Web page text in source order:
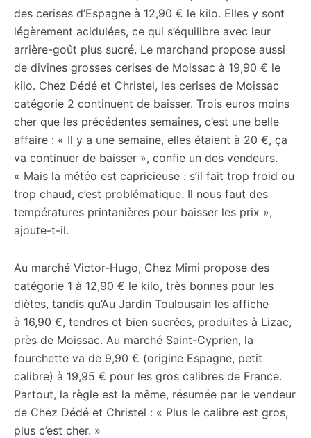
des cerises d’Espagne à 12,90 € le kilo. Elles y sont
légèrement acidulées, ce qui s’équilibre avec leur
arrière-goût plus sucré. Le marchand propose aussi
de divines grosses cerises de Moissac à 19,90 € le
kilo. Chez Dédé et Christel, les cerises de Moissac
catégorie 2 continuent de baisser. Trois euros moins
cher que les précédentes semaines, c’est une belle
affaire : « Il y a une semaine, elles étaient à 20 €, ça
va continuer de baisser », confie un des vendeurs.
« Mais la météo est capricieuse : s’il fait trop froid ou
trop chaud, c’est problématique. Il nous faut des
températures printanières pour baisser les prix »,
ajoute-t-il.
Au marché Victor-Hugo, Chez Mimi propose des
catégorie 1 à 12,90 € le kilo, très bonnes pour les
diètes, tandis qu’Au Jardin Toulousain les affiche
à 16,90 €, tendres et bien sucrées, produites à Lizac,
près de Moissac. Au marché Saint-Cyprien, la
fourchette va de 9,90 € (origine Espagne, petit
calibre) à 19,95 € pour les gros calibres de France.
Partout, la règle est la même, résumée par le vendeur
de Chez Dédé et Christel : « Plus le calibre est gros,
plus c’est cher. »